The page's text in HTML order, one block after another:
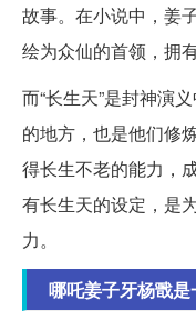
故事。在小说中，姜
绘为众仙的首领，拥
而“长生天”是封神演
的地方，也是他们修
得长生不老的能力，
有长生天的设定，是
力。
哪吒姜子牙杨戬